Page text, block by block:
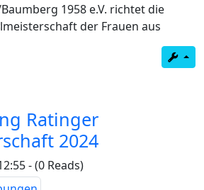
1958 e.V. richtet die
der Frauen aus
Ratinger
2024
-(0 Reads)